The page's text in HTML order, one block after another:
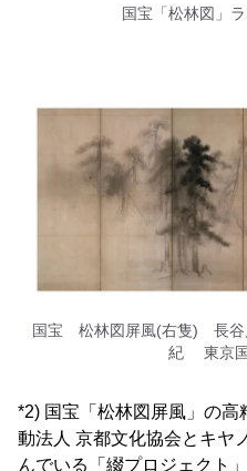
国宝「松林図」
国宝 松林図屏風(右隻) 長谷
紀 東京国
*2) 国宝「松林図屏風」の
動法人 京都文化協会とキヤ
んでいる「綴プロジェクト